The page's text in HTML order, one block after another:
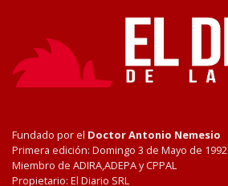
Fundado por el Doctor Antonio Nemesio
Primera edición: Domingo 3 de Mayo de 1992
Miembro de ADIRA,ADEPA y CPPAL
Propietario: El Diario SRL